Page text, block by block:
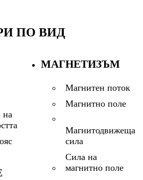
ПО ВИД
на
МАГНЕТИЗЪМ
Магнитен поток
Магнитно поле
Магнитодвижеща
сила
Сила на
магнитно поле